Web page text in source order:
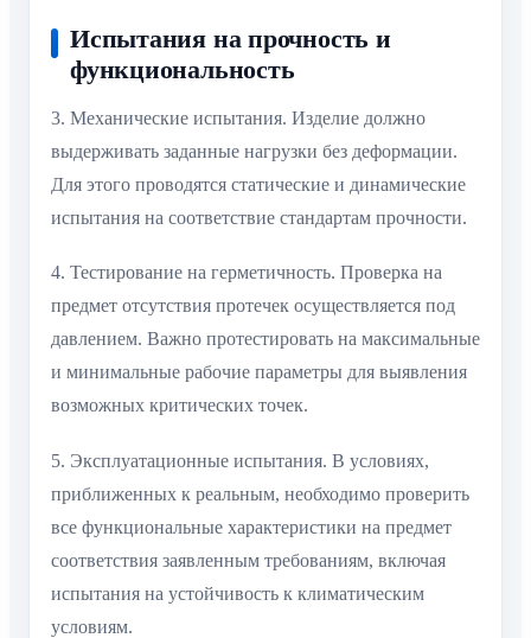
Испытания на прочность и
функциональность
3. Механические испытания. Изделие должно
выдерживать заданные нагрузки без деформации.
Для этого проводятся статические и динамические
испытания на соответствие стандартам прочности.
4. Тестирование на герметичность. Проверка на
предмет отсутствия протечек осуществляется под
давлением. Важно протестировать на максимальные
и минимальные рабочие параметры для выявления
возможных критических точек.
5. Эксплуатационные испытания. В условиях,
приближенных к реальным, необходимо проверить
все функциональные характеристики на предмет
соответствия заявленным требованиям, включая
испытания на устойчивость к климатическим
условиям.